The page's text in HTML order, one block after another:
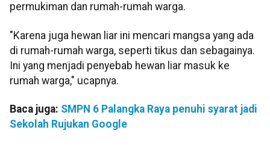
permukiman dan rumah-rumah warga.
"Karena juga hewan liar ini mencari mangsa yang ada
di rumah-rumah warga, seperti tikus dan sebagainya.
Ini yang menjadi penyebab hewan liar masuk ke
rumah warga," ucapnya.
Baca juga: SMPN 6 Palangka Raya penuhi syarat jadi
Sekolah Rujukan Google